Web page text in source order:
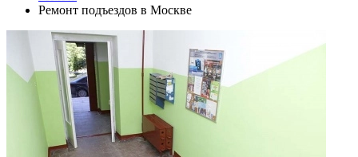
Ремонт подъездов в Москве